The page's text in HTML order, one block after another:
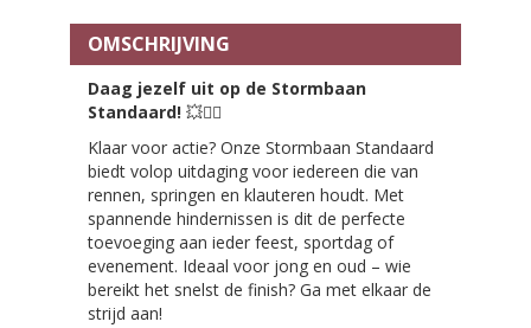
OMSCHRIJVING
Daag jezelf uit op de Stormbaan
Standaard! 💥🏃‍♂️
Klaar voor actie? Onze Stormbaan Standaard
biedt volop uitdaging voor iedereen die van
rennen, springen en klauteren houdt. Met
spannende hindernissen is dit de perfecte
toevoeging aan ieder feest, sportdag of
evenement. Ideaal voor jong en oud – wie
bereikt het snelst de finish? Ga met elkaar de
strijd aan!